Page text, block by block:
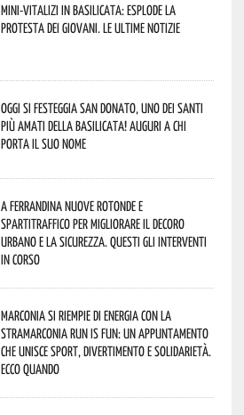
Mini-vitalizi in Basilicata: esplode la
protesta dei giovani. Le ultime notizie
Oggi si festeggia San Donato, uno dei Santi
più amati della Basilicata! Auguri a chi
porta il suo nome
A Ferrandina nuove rotonde e
spartitraffico per migliorare il decoro
urbano e la sicurezza. Questi gli interventi
in corso
Marconia si riempie di energia con la
StraMarconia Run is Fun: un appuntamento
che unisce sport, divertimento e solidarietà.
Ecco quando